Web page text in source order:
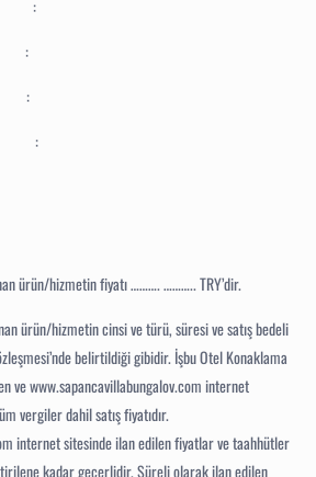
:
:
:
:
ürün/hizmetin fiyatı ………. ……….. TRY’dir.
ürün/hizmetin cinsi ve türü, süresi ve satış bedeli
belirtildiği gibidir. İşbu Otel Konaklama
ve www.sapancavillabungalov.com internet
vergiler dahil satış fiyatıdır.
internet sitesinde ilan edilen fiyatlar ve taahhütler
kadar geçerlidir. Süreli olarak ilan edilen